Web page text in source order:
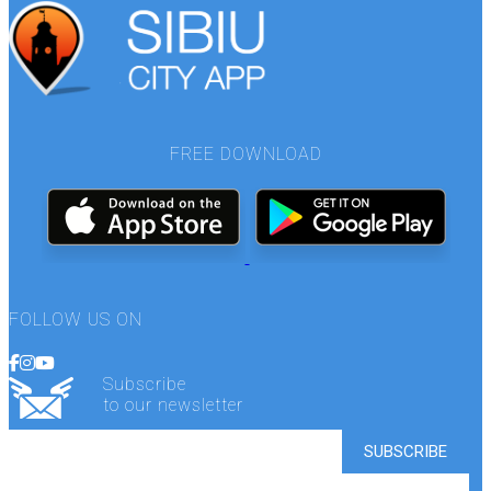
FREE DOWNLOAD
FOLLOW US ON
Subscribe
to our newsletter